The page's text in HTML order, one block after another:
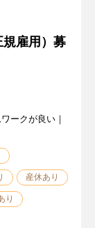
雇用）募
ークが良い｜
産休あり
り